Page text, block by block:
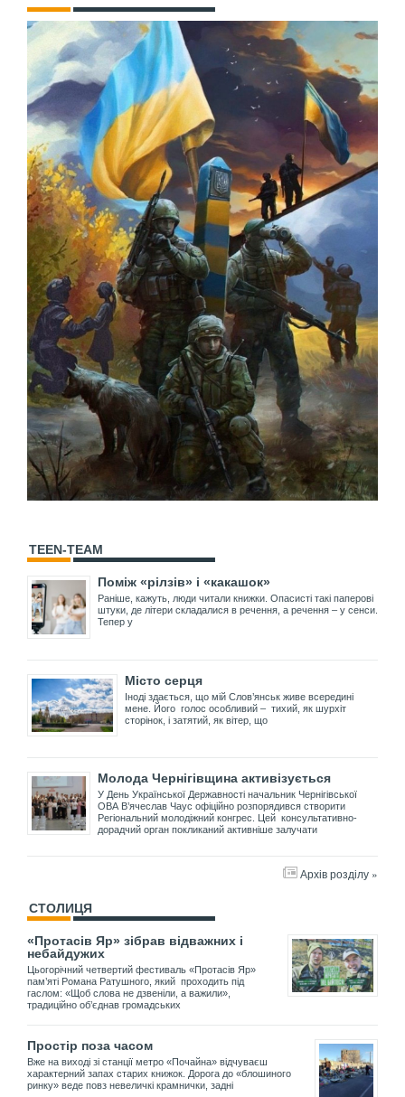
TEEN-TEAM
Поміж «рілзів» і «какашок»
Раніше, кажуть, люди читали книжки. Опасисті такі паперові
штуки, де літери складалися в речення, а речення – у сенси.
Тепер у
Місто серця
Іноді здається, що мій Слов’янськ живе всередині
мене. Його голос особливий – тихий, як шурхіт
сторінок, і затятий, як вітер, що
Молода Чернігівщина активізується
У День Української Державності начальник Чернігівської
ОВА В’ячеслав Чаус офіційно розпорядився створити
Регіональний молодіжний конгрес. Цей консультативно-
дорадчий орган покликаний активніше залучати
Архів розділу »
СТОЛИЦЯ
«Протасів Яр» зібрав відважних і
небайдужих
Цьогорічний четвертий фестиваль «Протасів Яр»
пам’яті Романа Ратушного, який проходить під
гаслом: «Щоб слова не дзвеніли, а важили»,
традиційно об’єднав громадських
Простір поза часом
Вже на виході зі станції метро «Почайна» відчуваєш
характерний запах старих книжок. Дорога до «блошиного
ринку» веде повз невеличкі крамнички, задні